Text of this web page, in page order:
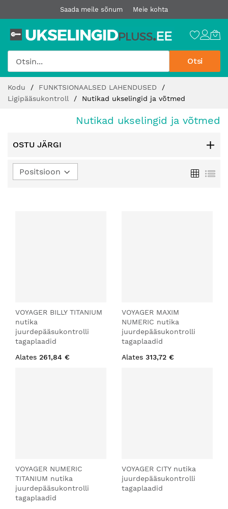
Saada meile sõnum Meie kohta
Otsi
sisu
juurde
Kodu
FUNKTSIONAALSED LAHENDUSED
Ligipääsukontroll
Nutikad ukselingid ja võtmed
Nutikad ukselingid ja võtmed
OSTU JÄRGI
VOYAGER BILLY TITANIUM
nutika
juurdepääsukontrolli
tagaplaadid
Alates 261,84 €
VOYAGER MAXIM
NUMERIC nutika
juurdepääsukontrolli
tagaplaadid
Alates 313,72 €
VOYAGER NUMERIC
TITANIUM nutika
juurdepääsukontrolli
tagaplaadid
VOYAGER CITY nutika
juurdepääsukontrolli
tagaplaadid